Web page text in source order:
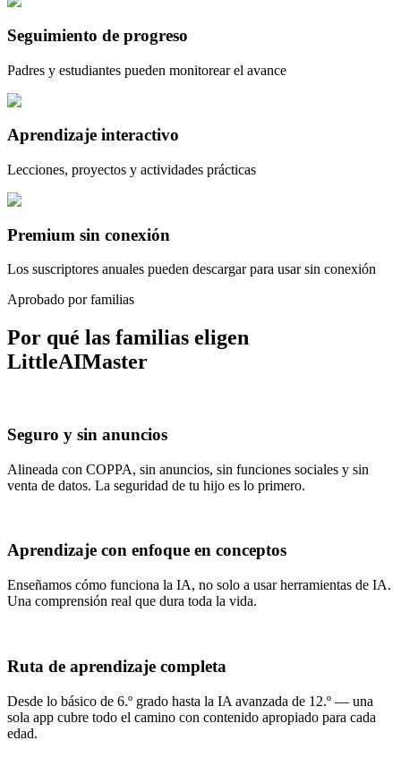
Seguimiento de progreso
Padres y estudiantes pueden monitorear el avance
Aprendizaje interactivo
Lecciones, proyectos y actividades prácticas
Premium sin conexión
Los suscriptores anuales pueden descargar para usar sin conexión
Aprobado por familias
Por qué las familias eligen
LittleAIMaster
Seguro y sin anuncios
Alineada con COPPA, sin anuncios, sin funciones sociales y sin
venta de datos. La seguridad de tu hijo es lo primero.
Aprendizaje con enfoque en conceptos
Enseñamos cómo funciona la IA, no solo a usar herramientas de IA.
Una comprensión real que dura toda la vida.
Ruta de aprendizaje completa
Desde lo básico de 6.º grado hasta la IA avanzada de 12.º — una
sola app cubre todo el camino con contenido apropiado para cada
edad.